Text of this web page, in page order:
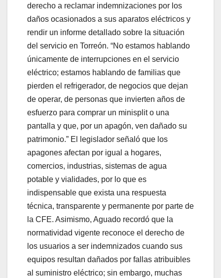
derecho a reclamar indemnizaciones por los
daños ocasionados a sus aparatos eléctricos y
rendir un informe detallado sobre la situación
del servicio en Torreón. “No estamos hablando
únicamente de interrupciones en el servicio
eléctrico; estamos hablando de familias que
pierden el refrigerador, de negocios que dejan
de operar, de personas que invierten años de
esfuerzo para comprar un minisplit o una
pantalla y que, por un apagón, ven dañado su
patrimonio.” El legislador señaló que los
apagones afectan por igual a hogares,
comercios, industrias, sistemas de agua
potable y vialidades, por lo que es
indispensable que exista una respuesta
técnica, transparente y permanente por parte de
la CFE. Asimismo, Aguado recordó que la
normatividad vigente reconoce el derecho de
los usuarios a ser indemnizados cuando sus
equipos resultan dañados por fallas atribuibles
al suministro eléctrico; sin embargo, muchas